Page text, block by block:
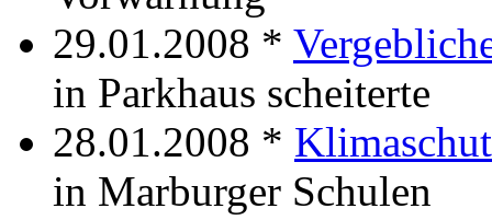
29.01.2008 *
in Parkhaus scheiterte
28.01.2008 *
in Marburger Schulen